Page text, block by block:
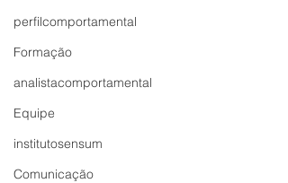
perfilcomportamental
Formação
analistacomportamental
Equipe
institutosensum
Comunicação